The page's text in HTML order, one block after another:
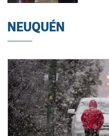
NEUQUÉN